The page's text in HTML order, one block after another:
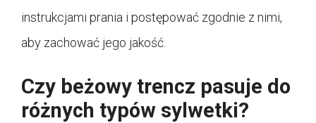
instrukcjami prania i postępować zgodnie z nimi,
aby zachować jego jakość.
Czy beżowy trencz pasuje do
różnych typów sylwetki?